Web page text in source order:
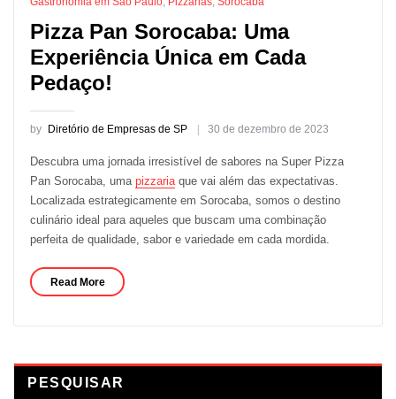
Pizza Pan Sorocaba: Uma
Experiência Única em Cada
Pedaço!
by Diretório de Empresas de SP 30 de dezembro de 2023
Descubra uma jornada irresistível de sabores na Super Pizza
Pan Sorocaba, uma pizzariaque vai além das expectativas.
Localizada estrategicamente em Sorocaba, somos o destino
culinário ideal para aqueles que buscam uma combinação
perfeita de qualidade, sabor e variedade em cada mordida.
Read More
PESQUISAR